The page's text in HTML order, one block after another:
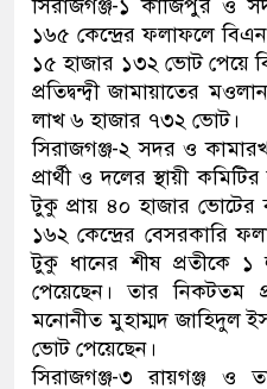
সিরাজগঞ্জ-১ কাজিপুর ও
১৬৫ কেন্দ্রের ফলাফলে
১৫ হাজার ১৩২ ভোট পেয়ে
প্রতিদ্বন্দ্বী জামায়াতের
লাখ ৬ হাজার ৭৩২ ভোট।
সিরাজগঞ্জ-২ সদর ও
প্রার্থী ও দলের স্থায়ী
টুকু প্রায় ৪০ হাজার ভোটের
১৬২ কেন্দ্রের বেসরকারি
টুকু ধানের শীষ প্রতীকে
পেয়েছেন। তার নিকটতম
মনোনীত মুহাম্মদ জাহিদুল
ভোট পেয়েছেন।
সিরাজগঞ্জ-৩ রায়গঞ্জ ও